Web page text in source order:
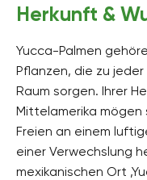
pH-Wert
Kalktolerant
Humus
humusreich
Giftig
Nein
Herkunft &
Yucca-Palmen
Pflanzen, die zu
Raum sorgen. Ihrer
Mittelamerika mögen
Freien an einem
einer Verwechslung
mexikanischen Ort